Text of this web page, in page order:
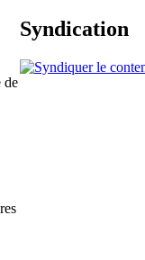
de
Syndication